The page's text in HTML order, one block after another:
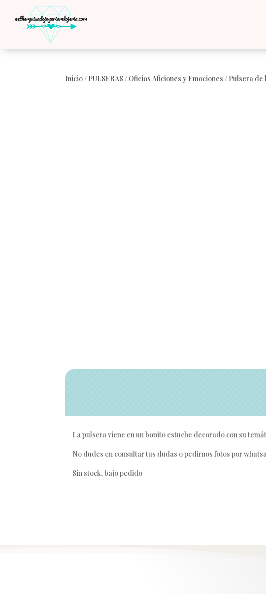
Inicio/ PULSERAS/ Oficios Aficiones y Emociones / Pulsera de
La pulsera viene en un bonito estuche decorado con su
No dudes en consultar tus dudas o pedirnos fotos por
Sin stock, bajo pedido